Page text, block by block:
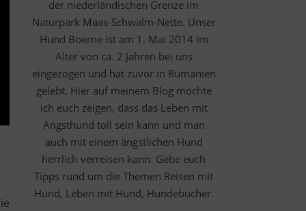
der niederländischen Grenze im
Naturpark Maas-Schwalm-Nette. Unser
Hund Boerne ist am 1. Mai 2014 im
Alter von ca. 2 Jahren bei uns
eingezogen und hat zuvor in Rumänien
gelebt. Hier auf meinem Blog möchte
ich euch zeigen, dass das Leben mit
Angsthund toll sein kann und man
auch mit einem ängstlichen Hund
herrlich verreisen kann. Gebe euch
Tipps rund um die Themen Reisen mit
Hund, Leben mit Hund, Hundebücher.